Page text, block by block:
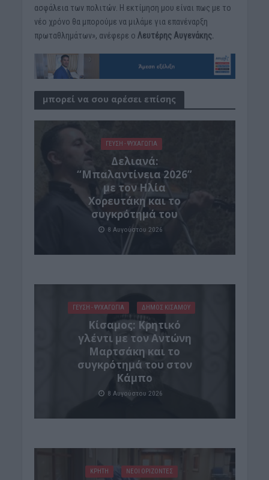
ασφάλεια των πολιτών. Η εκτίμηση μου είναι πως με το
νέο χρόνο θα μπορούμε να μιλάμε για επανέναρξη
πρωταθλημάτων», ανέφερε ο Λευτέρης Αυγενάκης.
μπορεί να σου αρέσει επίσης
ΓΕΎΣΗ - ΨΥΧΑΓΩΓΊΑ
Δελιανά:
“Μπαλαντίνεια 2026”
με τον Ηλία
Χορευτάκη και το
συγκρότημά του
8 Αυγούστου 2026
ΓΕΎΣΗ - ΨΥΧΑΓΩΓΊΑ ΔΉΜΟΣ ΚΙΣΆΜΟΥ
Kίσαμος: Κρητικό
γλέντι με τον Αντώνη
Μαρτσάκη και το
συγκρότημά του στον
Κάμπο
8 Αυγούστου 2026
ΚΡΗΤΗ ΝΕΟΙ ΟΡΙΖΟΝΤΕΣ